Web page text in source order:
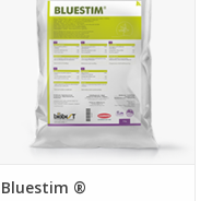
Bluestim ®